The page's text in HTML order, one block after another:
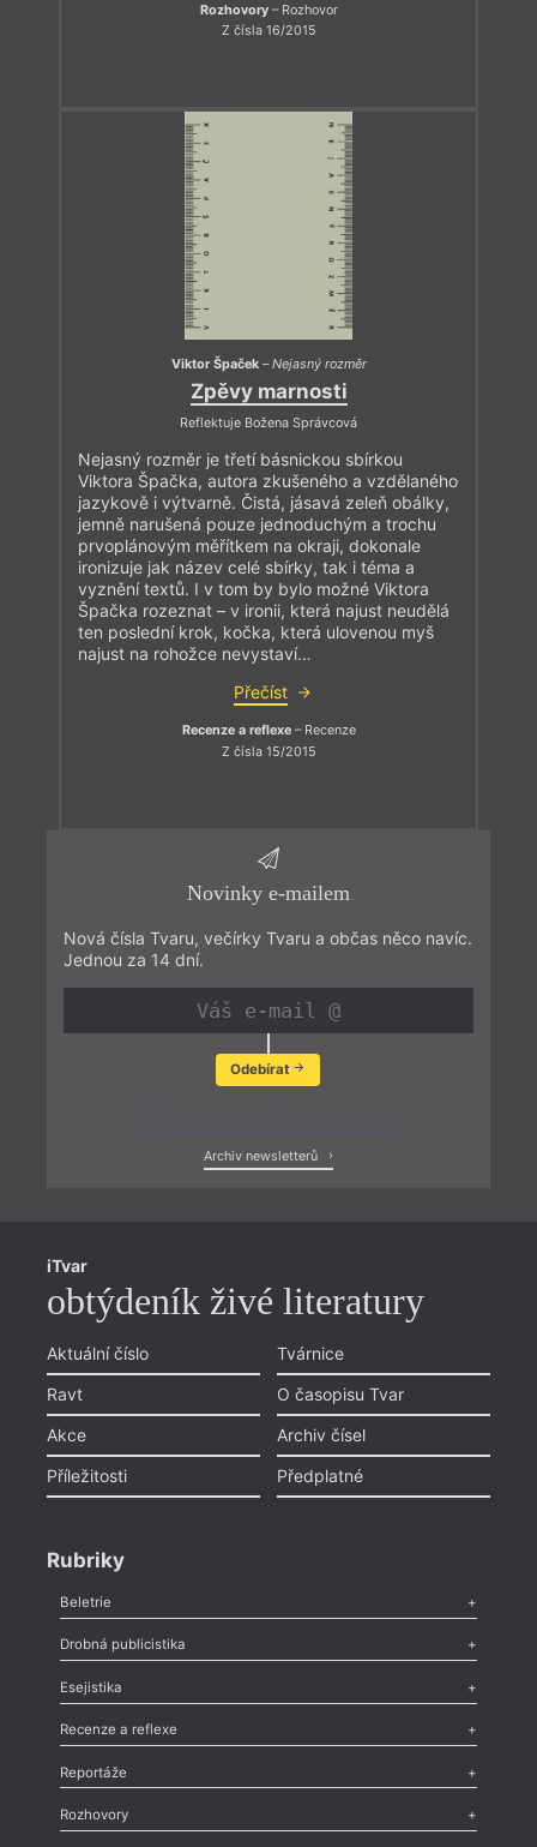
Rozhovory– Rozhovor
Z čísla 16/2015
Viktor Špaček–Nejasný rozměr
Zpěvy marnosti
Reflektuje Božena Správcová
Nejasný rozměr je třetí básnickou sbírkou
Viktora Špačka, autora zkušeného a vzdělaného
jazykově i výtvarně. Čistá, jásavá zeleň obálky,
jemně narušená pouze jednoduchým a trochu
prvoplánovým měřítkem na okraji, dokonale
ironizuje jak název celé sbírky, tak i téma a
vyznění textů. I v tom by bylo možné Viktora
Špačka rozeznat – v ironii, která najust neudělá
ten poslední krok, kočka, která ulovenou myš
najust na rohožce nevystaví…
Přečíst
Recenze a reflexe– Recenze
Z čísla 15/2015
Novinky e-mailem
Nová čísla Tvaru, večírky Tvaru a občas něco navíc.
Jednou za 14 dní.
Odebírat
Archiv newsletterů
iTvar
obtýdeník živé literatury
Aktuální číslo
Ravt
Akce
Příležitosti
Tvárnice
O časopisu Tvar
Archiv čísel
Předplatné
Rubriky
Beletrie
Poezie,Próza,Dokumenty
Drobná publicistika
Odlesk
Nekrolog,Glosa,Sloupek,Pozvánka,Literární soutěž,
Esejistika
Esej , Pádlo,Úvaha
Recenze a reflexe
Recenze
Méně slov o próze,Celá rubrika
Reportáže
Literární zítřky
Celá rubrika
Rozhovory